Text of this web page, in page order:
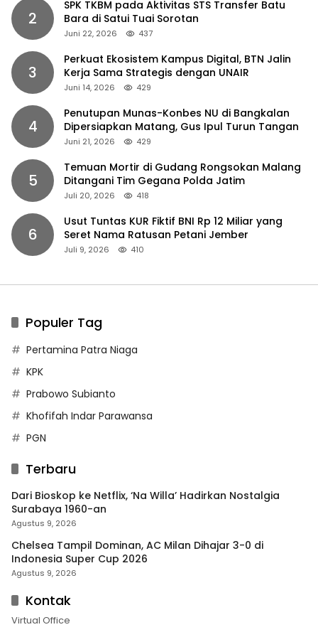
2
SPK TKBM pada Aktivitas STS Transfer Batu
Bara di Satui Tuai Sorotan
Juni 22, 2026 437
3
Perkuat Ekosistem Kampus Digital, BTN Jalin
Kerja Sama Strategis dengan UNAIR
Juni 14, 2026 429
4
Penutupan Munas-Konbes NU di Bangkalan
Dipersiapkan Matang, Gus Ipul Turun Tangan
Juni 21, 2026 429
5
Temuan Mortir di Gudang Rongsokan Malang
Ditangani Tim Gegana Polda Jatim
Juli 20, 2026 418
6
Usut Tuntas KUR Fiktif BNI Rp 12 Miliar yang
Seret Nama Ratusan Petani Jember
Juli 9, 2026 410
Populer Tag
Pertamina Patra Niaga
KPK
Prabowo Subianto
Khofifah Indar Parawansa
PGN
Terbaru
Dari Bioskop ke Netflix, ‘Na Willa’ Hadirkan Nostalgia
Surabaya 1960-an
Agustus 9, 2026
Chelsea Tampil Dominan, AC Milan Dihajar 3-0 di
Indonesia Super Cup 2026
Agustus 9, 2026
Kontak
Virtual Office